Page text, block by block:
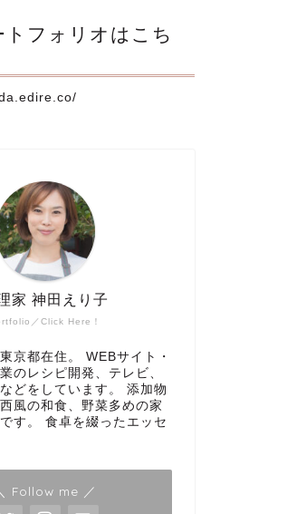
／Click Here！
家 神田えり子
京都在住。 WEBサイト・
のレシピ開発、テレビ、
どをしています。 添加物
風の和食、野菜多めの家
す。 食卓を綴ったエッセ
Follow me ／